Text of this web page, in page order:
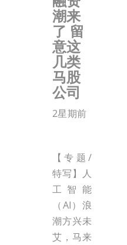
潮来
了 留
意这
几类
马股
公司
2星期前
【专题/
特写】人
工智能
（AI）浪
潮方兴未
艾，马来